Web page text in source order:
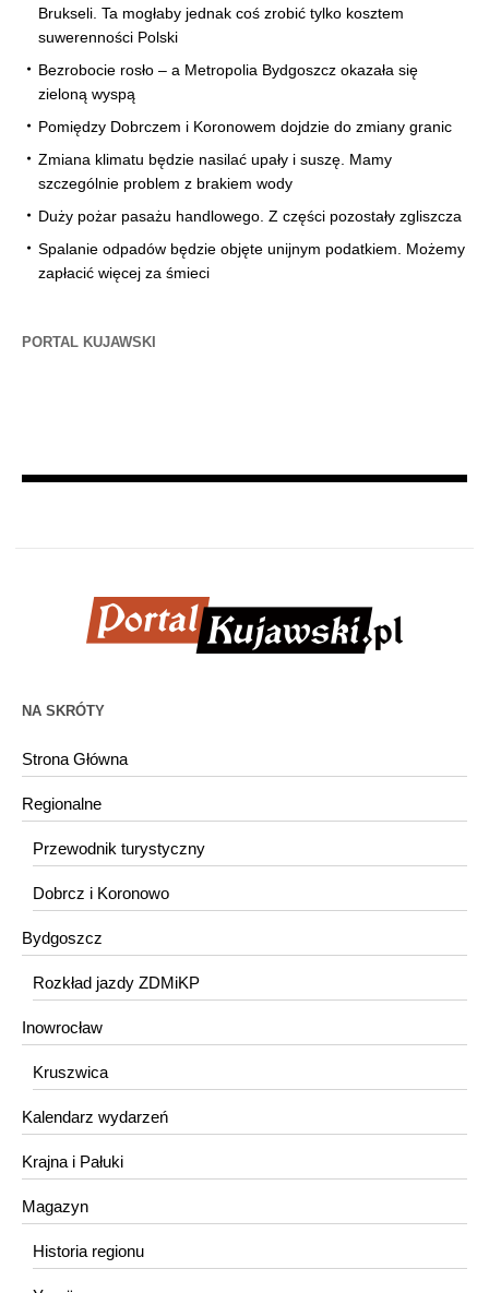
Brukseli. Ta mogłaby jednak coś zrobić tylko kosztem
suwerenności Polski
Bezrobocie rosło – a Metropolia Bydgoszcz okazała się
zieloną wyspą
Pomiędzy Dobrczem i Koronowem dojdzie do zmiany granic
Zmiana klimatu będzie nasilać upały i suszę. Mamy
szczególnie problem z brakiem wody
Duży pożar pasażu handlowego. Z części pozostały zgliszcza
Spalanie odpadów będzie objęte unijnym podatkiem. Możemy
zapłacić więcej za śmieci
PORTAL KUJAWSKI
NA SKRÓTY
Strona Główna
Regionalne
Przewodnik turystyczny
Dobrcz i Koronowo
Bydgoszcz
Rozkład jazdy ZDMiKP
Inowrocław
Kruszwica
Kalendarz wydarzeń
Krajna i Pałuki
Magazyn
Historia regionu